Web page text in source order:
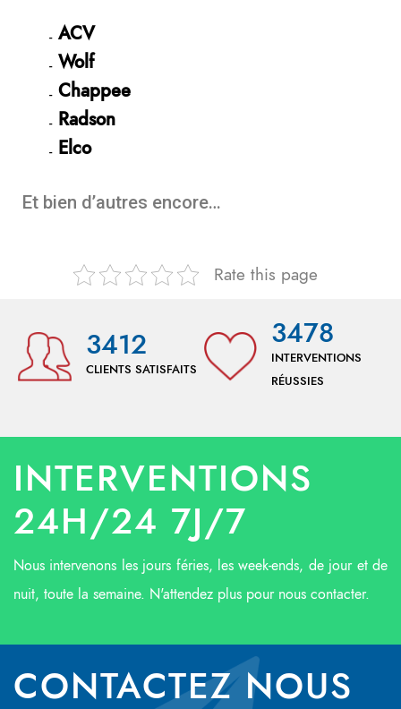
ACV
Wolf
Chappee
Radson
Elco
Et bien d’autres encore…
Rate this page
3412
CLIENTS SATISFAITS
3478
INTERVENTIONS
RÉUSSIES
INTERVENTIONS
24H/24 7J/7
Nous intervenons les jours féries, les week-ends, de jour et de
nuit, toute la semaine. N'attendez plus pour nous contacter.
CONTACTEZ NOUS